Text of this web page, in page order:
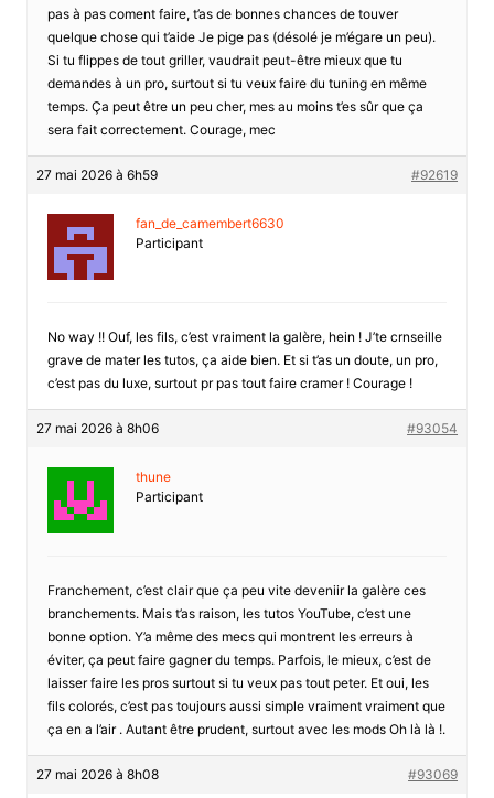
pas à pas coment faire, t’as de bonnes chances de touver
quelque chose qui t’aide Je pige pas (désolé je m’égare un peu).
Si tu flippes de tout griller, vaudrait peut-être mieux que tu
demandes à un pro, surtout si tu veux faire du tuning en même
temps. Ça peut être un peu cher, mes au moins t’es sûr que ça
sera fait correctement. Courage, mec
27 mai 2026 à 6h59 #92619
fan_de_camembert6630
Participant
No way !! Ouf, les fils, c’est vraiment la galère, hein ! J’te crnseille
grave de mater les tutos, ça aide bien. Et si t’as un doute, un pro,
c’est pas du luxe, surtout pr pas tout faire cramer ! Courage !
27 mai 2026 à 8h06 #93054
thune
Participant
Franchement, c’est clair que ça peu vite deveniir la galère ces
branchements. Mais t’as raison, les tutos YouTube, c’est une
bonne option. Y’a même des mecs qui montrent les erreurs à
éviter, ça peut faire gagner du temps. Parfois, le mieux, c’est de
laisser faire les pros surtout si tu veux pas tout peter. Et oui, les
fils colorés, c’est pas toujours aussi simple vraiment vraiment que
ça en a l’air . Autant être prudent, surtout avec les mods Oh là là !.
27 mai 2026 à 8h08 #93069